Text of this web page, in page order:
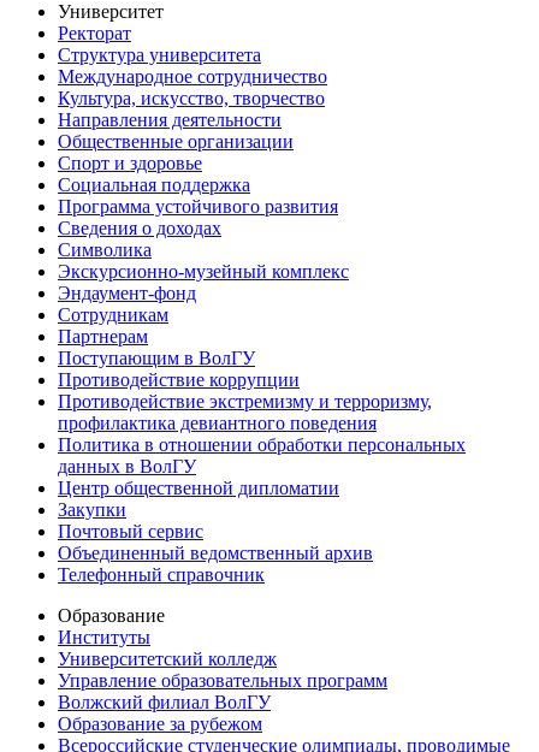
Университет
Ректорат
Структура университета
Международное сотрудничество
Культура, искусство, творчество
Направления деятельности
Общественные организации
Спорт и здоровье
Социальная поддержка
Программа устойчивого развития
Сведения о доходах
Символика
Экскурсионно-музейный комплекс
Эндаумент-фонд
Сотрудникам
Партнерам
Поступающим в ВолГУ
Противодействие коррупции
Противодействие экстремизму и терроризму,
профилактика девиантного поведения
Политика в отношении обработки персональных
данных в ВолГУ
Центр общественной дипломатии
Закупки
Почтовый сервис
Объединенный ведомственный архив
Телефонный справочник
Образование
Институты
Университетский колледж
Управление образовательных программ
Волжский филиал ВолГУ
Образование за рубежом
Всероссийские студенческие олимпиады, проводимые